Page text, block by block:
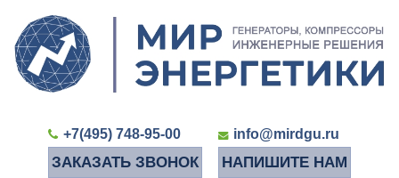
+7(495) 748-95-00 info@mirdgu.ru
ЗАКАЗАТЬ ЗВОНОК НАПИШИТЕ НАМ